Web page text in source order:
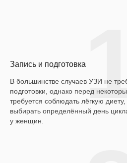
Запись и подготовка
В большинстве случаев УЗИ не
подготовки, однако перед
требуется соблюдать лёгкую
выбирать определённый день
у женщин.